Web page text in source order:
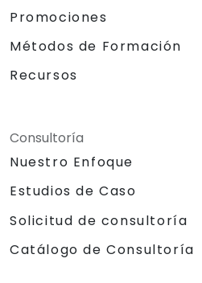
Promociones
Métodos de Formación
Recursos
Consultoría
Nuestro Enfoque
Estudios de Caso
Solicitud de consultoría
Catálogo de Consultoría